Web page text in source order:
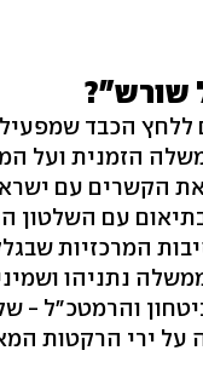
שורש"?
ללחץ הכבד
הזמנית ועל
הקשרים עם
עם השלטון
המרכזיות
נתניהו
והרמטכ"ל -
על ירי הרקטות